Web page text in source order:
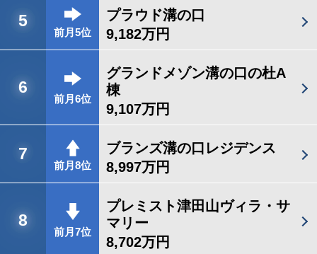
5
前月5位
プラウド溝の口
9,182万円
6
前月6位
グランドメゾン溝の口の杜A
棟
9,107万円
7
前月8位
ブランズ溝の口レジデンス
8,997万円
8
前月7位
プレミスト津田山ヴィラ・サ
マリー
8,702万円